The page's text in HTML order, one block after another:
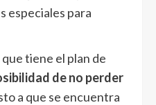
especiales para
tiene el plan de
de no perder
a que se encuentra